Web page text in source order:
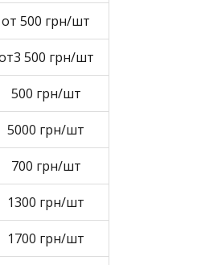
от 500 грн/шт
500 грн/шт
500 грн/шт
5000 грн/шт
700 грн/шт
1300 грн/шт
1700 грн/шт